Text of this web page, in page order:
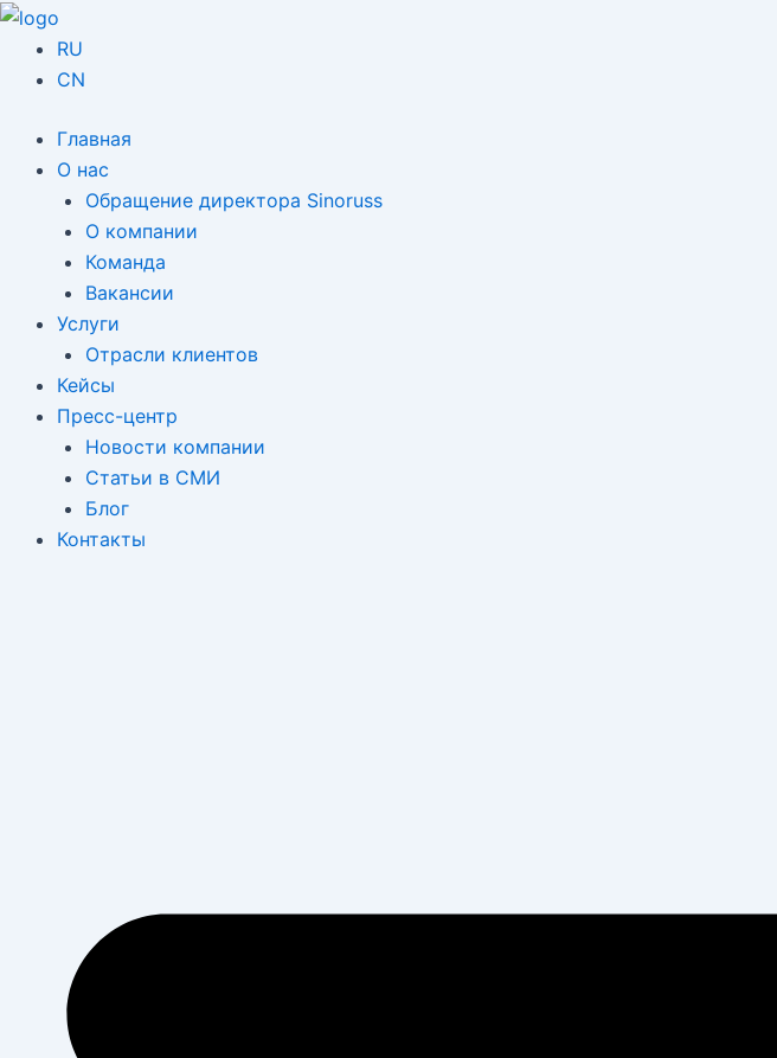
跳
RU
CN
Главная
О нас
Обращение директора Sinoruss
О компании
Команда
Вакансии
Услуги
Отрасли клиентов
Кейсы
Пресс-центр
Новости компании
Статьи в СМИ
Блог
Контакты